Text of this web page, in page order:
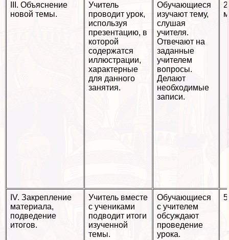
III. Объяснение
новой темы.
Учитель
проводит урок,
используя
презентацию, в
которой
содержатся
иллюстрации,
хаpaктерные
для данного
занятия.
Обучающиеся
изучают тему,
слушая
учителя.
Отвечают на
заданные
учителем
вопросы.
Делают
необходимые
записи.
IV. Закрепление
материала,
подведение
итогов.
Учитель вместе
с учениками
подводит итоги
изученной
темы.
Обучающиеся
с учителем
обсуждают
проведение
урока.